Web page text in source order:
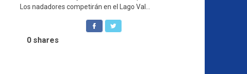
Los nadadores competirán en el Lago Val...
0 shares